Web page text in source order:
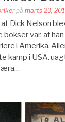
på marts 23,
Dick Nelson
var, at
i Amerika.
kamp i USA.
æra…